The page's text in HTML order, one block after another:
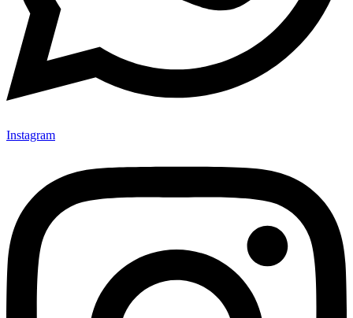
Instagram